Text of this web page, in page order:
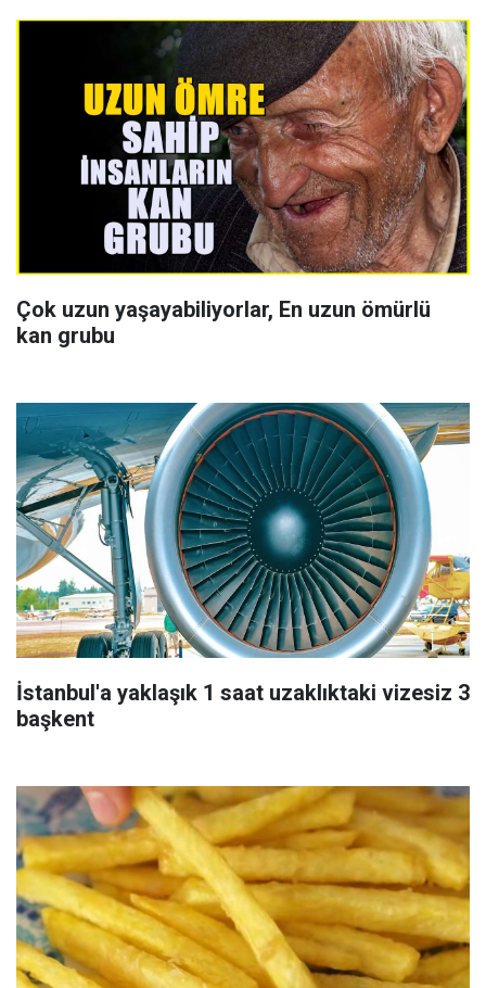
Çok uzun yaşayabiliyorlar, En uzun ömürlü
kan grubu
İstanbul'a yaklaşık 1 saat uzaklıktaki vizesiz 3
başkent